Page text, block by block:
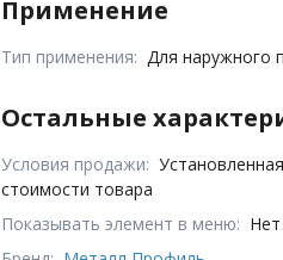
Применение
Тип применения: Для наружного
Остальные
Условия продажи:
стоимости товара
Показывать элемент в меню: Нет